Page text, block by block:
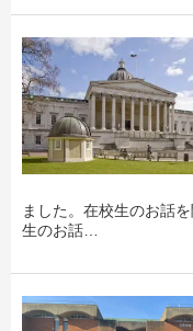
ました。在校生のお話
生のお話…